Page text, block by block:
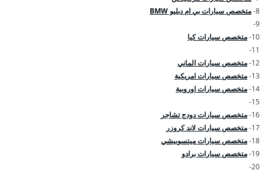
8- متخصص سيارات بي ام دبليو BMW
9-
10- متخصص سيارات كيا
11-
12- متخصص سيارات الماني
13- متخصص سيارات امريكية
14- متخصص سيارات اوروبية
15-
16- متخصص سيارات دودج تشاجر
17- متخصص سيارات لاند كروزر
18- متخصص سيارات ميتسوبيشي
19- متخصص سيارات برادو
20-